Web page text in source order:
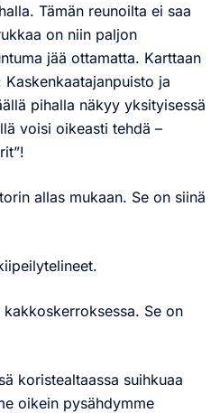
Tämän reunoilta ei saa
on niin paljon
jää ottamatta. Karttaan
ja
pihalla näkyy yksityisessä
voisi oikeasti tehdä –
allas mukaan. Se on siinä
Se on
koristealtaassa suihkuaa
oikein pysähdymme